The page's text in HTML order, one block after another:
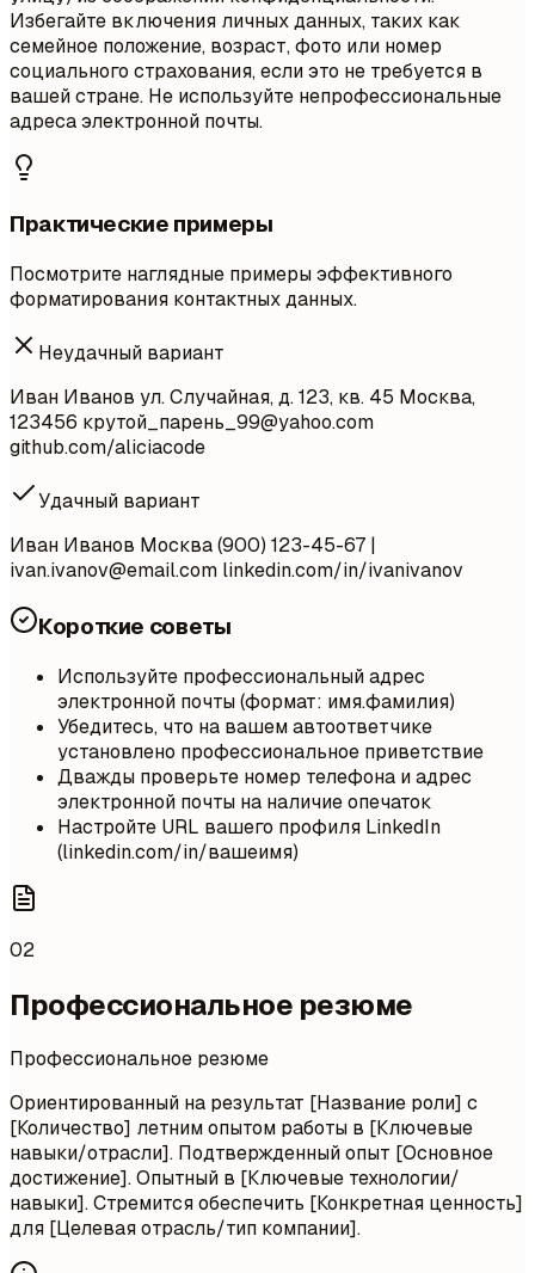
Избегайте включения личных данных, таких как
семейное положение, возраст, фото или номер
социального страхования, если это не требуется в
вашей стране. Не используйте непрофессиональные
адреса электронной почты.
Практические примеры
Посмотрите наглядные примеры эффективного
форматирования контактных данных.
Неудачный вариант
Иван Иванов ул. Случайная, д. 123, кв. 45 Москва,
123456 крутой_парень _99@yahoo.com
github.com/aliciacode
Удачный вариант
Иван Иванов Москва (900) 123-45-67 |
ivan.ivanov@email.com linkedin.com/in/ivanivanov
Короткие советы
Используйте профессиональный адрес
электронной почты (формат: имя.фамилия)
Убедитесь, что на вашем автоответчике
установлено профессиональное приветствие
Дважды проверьте номер телефона и адрес
электронной почты на наличие опечаток
Настройте URL вашего профиля LinkedIn
(linkedin.com/in/вашеимя)
02
Профессиональное резюме
Профессиональное резюме
Ориентированный на результат [Название роли] с
[Количество] летним опытом работы в [Ключевые
навыки/отрасли]. Подтвержденный опыт [Основное
достижение]. Опытный в [Ключевые технологии/
навыки]. Стремится обеспечить [Конкретная ценность]
для [Целевая отрасль/тип компании].